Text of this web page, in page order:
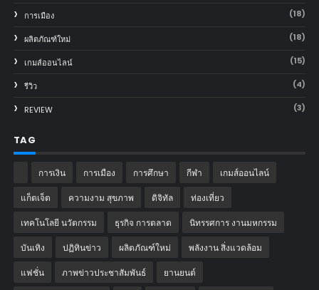
การเมือง (18)
ผลิตภัณฑ์ใหม่ (18)
เกมส์ออนไลน์ (15)
รีวิว (4)
REVIEW (3)
TAG
การเงิน การเมือง การศึกษา กีฬา เกมส์ออนไลน์
แก็ตเจ็ต ความงาม สุขภาพ ดิจิทัล ท่องเที่ยว
เทคโนโลยี นวัตกรรม ธุรกิจ การตลาด นิทรรศการ งานมหกรรม
บันเทิง ปฏิทินข่าว ผลิตภัณฑ์ใหม่ พลังงาน สิ่งแวดล้อม
แฟชั่น ภาพข่าวประชาสัมพันธ์ ‎ยานยนต์‎